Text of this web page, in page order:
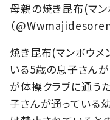
母親の焼き昆布(マン
（
焼き昆布(マンボウメ
いる5歳の息子さんが
が体操クラブに通う
子さんが通っている